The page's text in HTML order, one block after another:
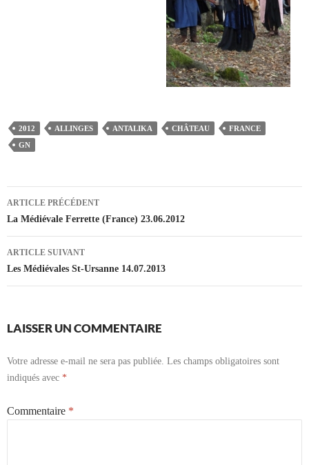
2012 ALLINGES ANTALIKA CHÂTEAU
FRANCE
GN
Navigation
des
articles
ARTICLE PRÉCÉDENT
La Médiévale Ferrette (France) 23.06.2012
ARTICLE SUIVANT
Les Médiévales St-Ursanne 14.07.2013
LAISSER UN COMMENTAIRE
Votre adresse e-mail ne sera pas publiée. Les champs obligatoires sont
indiqués avec *
Commentaire *